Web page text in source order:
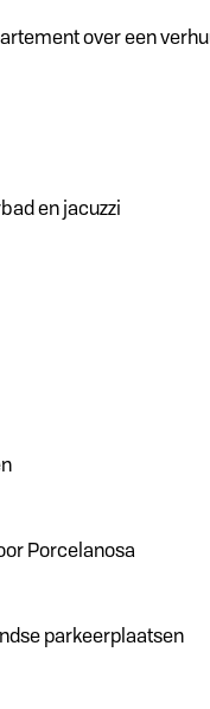
over een
en jacuzzi
Porcelanosa
parkeerplaatsen